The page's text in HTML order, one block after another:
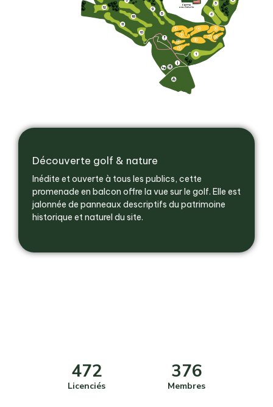
Découverte golf & nature
Inédite et ouverte à tous les publics, cette
promenade en balcon offre la vue sur le golf. Elle est
jalonnée de panneaux descriptifs du patrimoine
historique et naturel du site.
472
Licenciés
376
Membres